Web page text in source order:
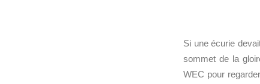
Si une écurie
sommet de la
WEC pour